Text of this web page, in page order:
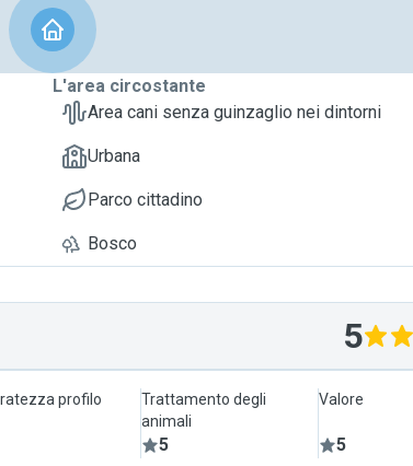
L'area circostante
Area cani senza guinzaglio nei dintorni
Urbana
Parco cittadino
Bosco
5
profilo
Trattamento degli
animali
5
Valore
5